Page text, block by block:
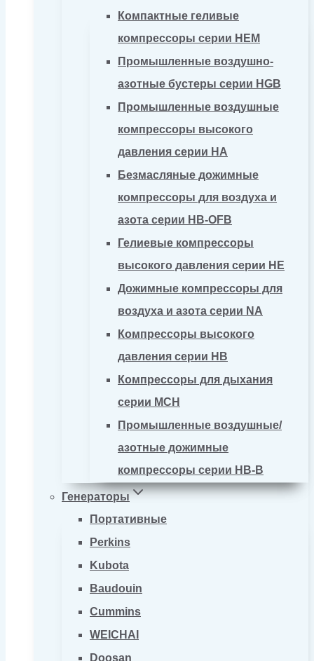
Компактные геливые
компрессоры серии HEM
Промышленные воздушно-
азотные бустеры серии HGB
Промышленные воздушные
компрессоры высокого
давления серии HA
Безмасляные дожимные
компрессоры для воздуха и
азота серии HB-OFB
Гелиевые компрессоры
высокого давления серии HE
Дожимные компрессоры для
воздуха и азота серии NA
Компрессоры высокого
давления серии HB
Компрессоры для дыхания
серии MCH
Промышленные воздушные/
азотные дожимные
компрессоры серии HB-B
Генераторы
Портативные
Perkins
Kubota
Baudouin
Cummins
WEICHAI
Doosan